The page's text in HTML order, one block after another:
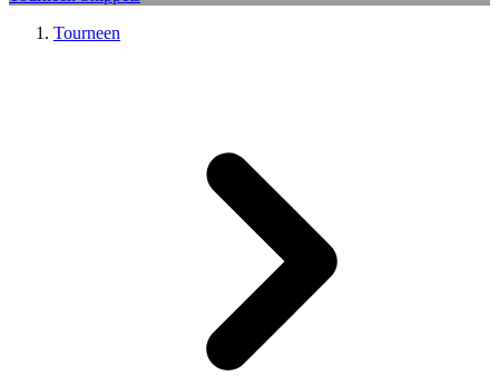
Tourneen